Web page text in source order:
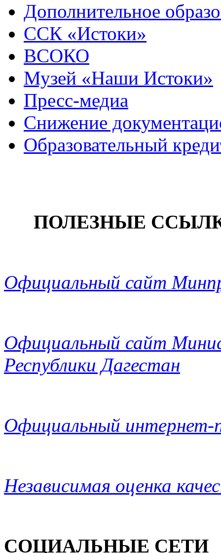
Дополнительное
ССК «Истоки»
ВСОКО
Музей «Наши Истоки»
Пресс-медиа
Снижение
Образовательный
ПОЛЕЗНЫЕ
Официальный сайт
Официальный сайт
Республики Дагестан
Официальный интернет-
Независимая оценка
СОЦИАЛЬНЫЕ СЕТИ